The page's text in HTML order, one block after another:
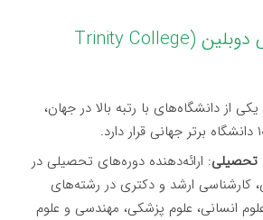
۱. دانشگاه ترینیتی دوبلین (Trinity College
یکی از دانشگاه‌های با رتبه بالا در جهان،
تحصیلی: ارائه‌دهنده دوره‌های تحصیلی در
کارشناسی ارشد و دکتری در رشته‌های
انسانی، علوم پزشکی، مهندسی و علوم